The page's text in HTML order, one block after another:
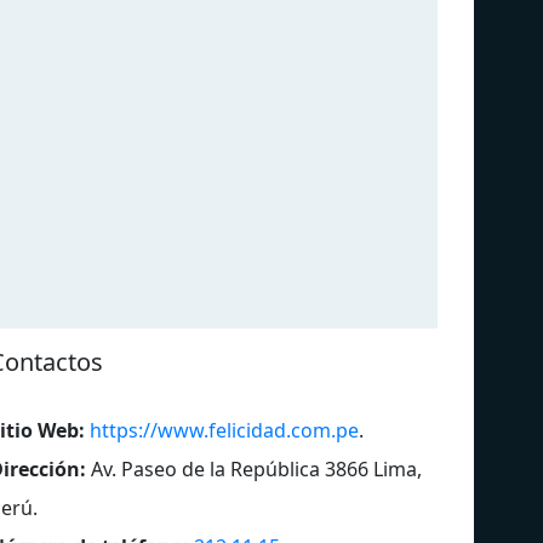
Radio La Kalle
Frecuencia Delta
Web: https://www.felicidad.com.pe.
Av. Paseo de la República 3866 Lima,
.